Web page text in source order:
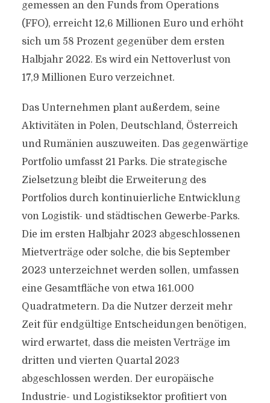
gemessen an den Funds from Operations
(FFO), erreicht 12,6 Millionen Euro und erhöht
sich um 58 Prozent gegenüber dem ersten
Halbjahr 2022. Es wird ein Nettoverlust von
17,9 Millionen Euro verzeichnet.
Das Unternehmen plant außerdem, seine
Aktivitäten in Polen, Deutschland, Österreich
und Rumänien auszuweiten. Das gegenwärtige
Portfolio umfasst 21 Parks. Die strategische
Zielsetzung bleibt die Erweiterung des
Portfolios durch kontinuierliche Entwicklung
von Logistik- und städtischen Gewerbe-Parks.
Die im ersten Halbjahr 2023 abgeschlossenen
Mietverträge oder solche, die bis September
2023 unterzeichnet werden sollen, umfassen
eine Gesamtfläche von etwa 161.000
Quadratmetern. Da die Nutzer derzeit mehr
Zeit für endgültige Entscheidungen benötigen,
wird erwartet, dass die meisten Verträge im
dritten und vierten Quartal 2023
abgeschlossen werden. Der europäische
Industrie- und Logistiksektor profitiert von